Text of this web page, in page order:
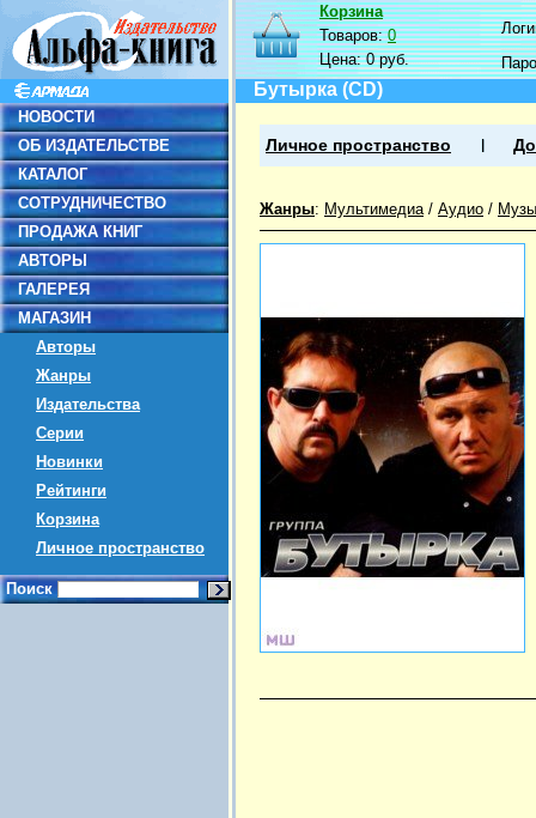
НОВОСТИ
ОБ ИЗДАТЕЛЬСТВЕ
КАТАЛОГ
СОТРУДНИЧЕСТВО
ПРОДАЖА КНИГ
АВТОРЫ
ГАЛЕРЕЯ
МАГАЗИН
Авторы
Жанры
Издательства
Серии
Новинки
Рейтинги
Корзина
Личное пространство
Поиск
Корзина
Товаров:0
Цена:0 руб.
Бутырка (CD)
Личное пространство
Жанры: Мультимедиа/ Аудио /